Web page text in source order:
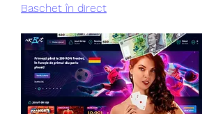
Baschet în direct